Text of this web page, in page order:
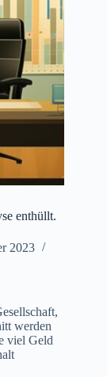
enthüllt.
2023
werden
viel Geld